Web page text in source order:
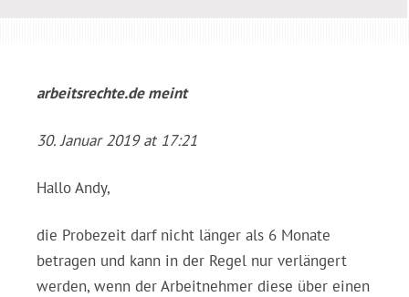
arbeitsrechte.demeint
30. Januar 2019 at 17:21
Hallo Andy,
die Probezeit darf nicht länger als 6 Monate
betragen und kann in der Regel nur verlängert
werden, wenn der Arbeitnehmer diese über einen